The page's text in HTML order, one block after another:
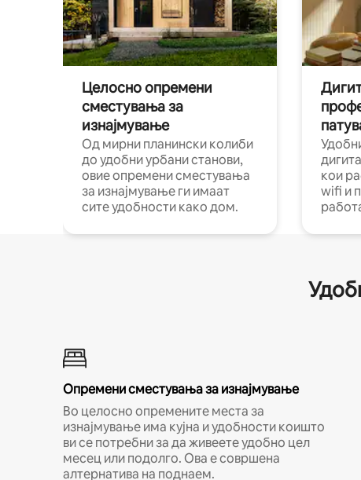
Целосно опремени
сместувања за
изнајмување
Од мирни планински колиби
до удобни урбани станови,
овие опремени сместувања
за изнајмување ги имаат
сите удобности како дом.
кои
wifi и
Опремени сместувања за изнајмување
Во целосно опремените места за
изнајмување има кујна и удобности коишто
ви се потребни за да живеете удобно цел
месец или подолго. Ова е совршена
алтернатива на поднаем.